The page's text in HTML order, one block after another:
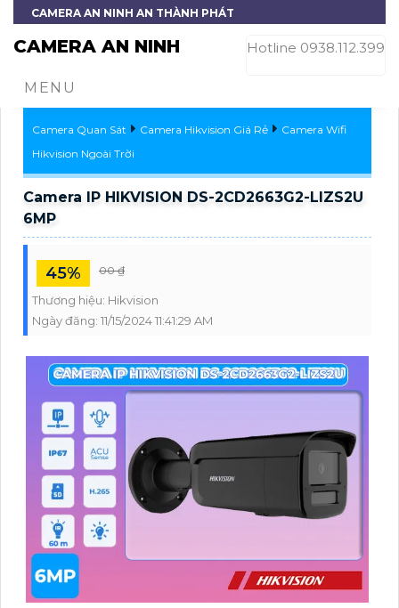
CAMERA AN NINH AN THÀNH PHÁT
CAMERA AN NINH Hotline 0938.112.399
MENU
Camera Quan Sát Camera Hikvision Giá Rẻ
Camera Wifi
Hikvision Ngoài Trời
Camera IP HIKVISION DS-2CD2663G2-LIZS2U
6MP
45% 00 ₫
Thương hiệu: Hikvision
Ngày đăng: 11/15/2024 11:41:29 AM